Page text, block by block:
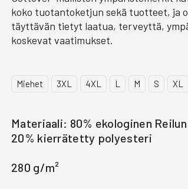
koko tuotantoketjun sekä tuotteet, ja
täyttävän tietyt laatua, terveyttä,
koskevat vaatimukset.
Miehet 3XL 4XL L M S XL
Materiaali: 80% ekologinen
20% kierrätetty polyesteri
280 g/m²